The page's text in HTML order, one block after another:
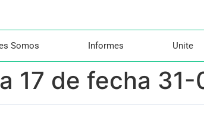
Somos Informes Unite
17 de fecha